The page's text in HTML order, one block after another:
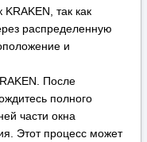
строке
из актуальных
или ), и
и точно
сайтов.
На
вы сможете